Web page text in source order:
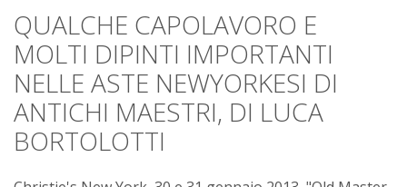
QUALCHE CAPOLAVORO E
MOLTI DIPINTI IMPORTANTI
NELLE ASTE NEWYORKESI DI
ANTICHI MAESTRI, DI LUCA
BORTOLOTTI